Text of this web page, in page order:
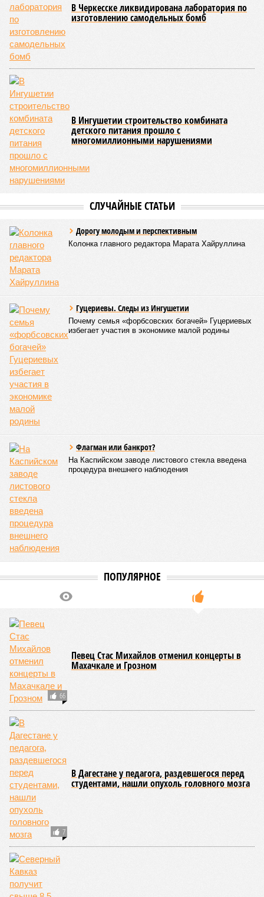
В Черкесске ликвидирована лаборатория по
изготовлению самодельных бомб
В Ингушетии строительство комбината
детского питания прошло с
многомиллионными нарушениями
СЛУЧАЙНЫЕ СТАТЬИ
Дорогу молодым и перспективным
Колонка главного редактора Марата Хайруллина
Гуцериевы. Следы из Ингушетии
Почему семья «форбсовских богачей» Гуцериевых
избегает участия в экономике малой родины
Флагман или банкрот?
На Каспийском заводе листового стекла введена
процедура внешнего наблюдения
ПОПУЛЯРНОЕ
66
Певец Стас Михайлов отменил концерты в
Махачкале и Грозном
7
В Дагестане у педагога, раздевшегося перед
студентами, нашли опухоль головного мозга